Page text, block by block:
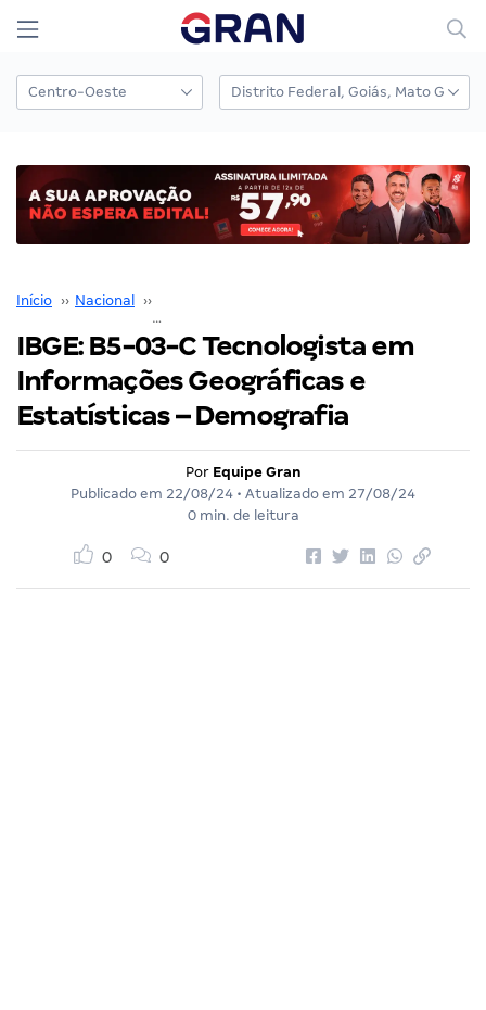
Início ›› Nacional ››
IBGE: B5-03-C Tecnologista em
Informações Geográficas e
Estatísticas – Demografia
Por Equipe Gran
Publicado em 22/08/24 • Atualizado em 27/08/24
0 min. de leitura
0 0